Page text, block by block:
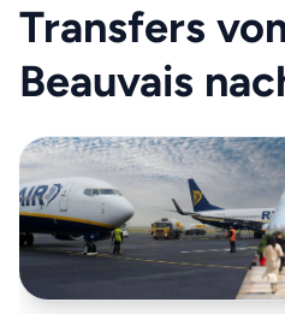
Transfers
Beauvais